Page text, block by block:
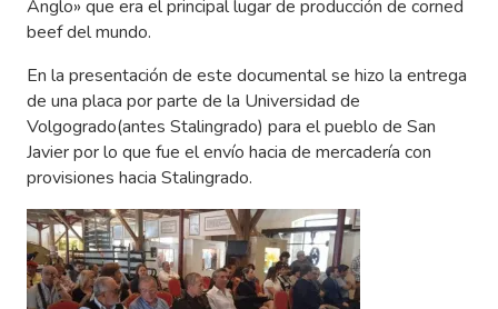
Anglo» que era el principal lugar de producción de corned
beef del mundo.
En la presentación de este documental se hizo la entrega
de una placa por parte de la Universidad de
Volgogrado(antes Stalingrado) para el pueblo de San
Javier por lo que fue el envío hacia de mercadería con
provisiones hacia Stalingrado.